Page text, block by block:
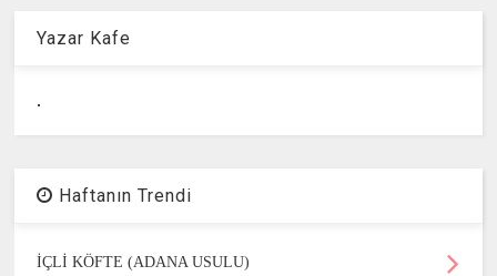
Yazar Kafe
.
Haftanın Trendi
İÇLİ KÖFTE (ADANA USULU)